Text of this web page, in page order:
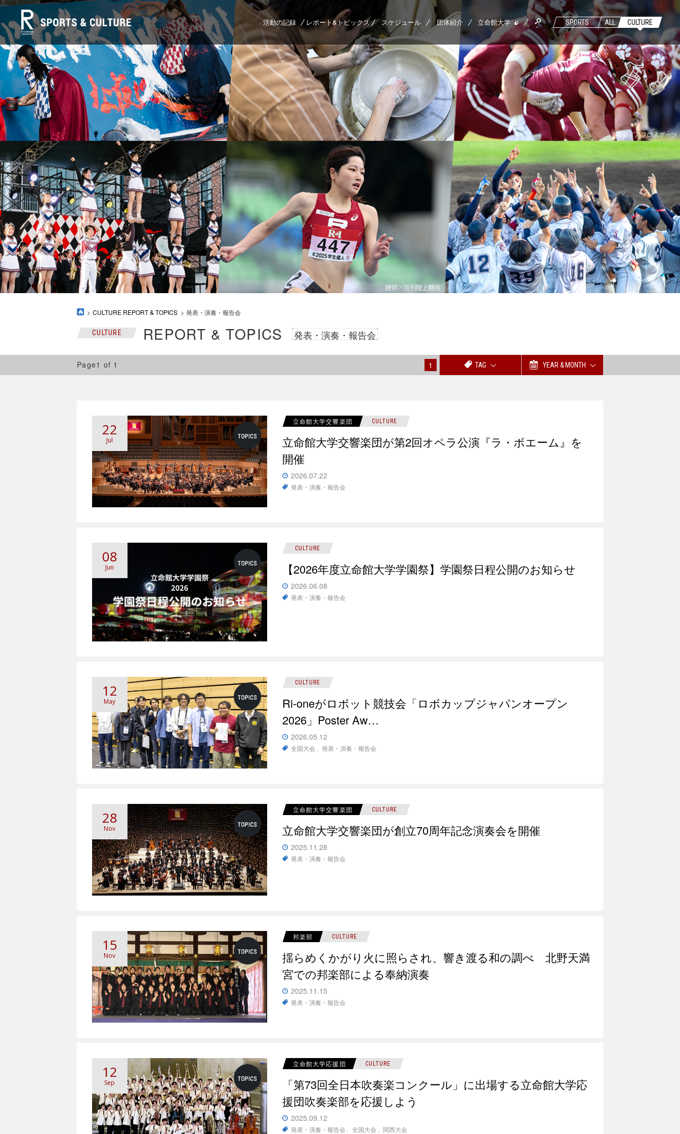
活動の記録 レポート&トピックス スケジュール 団体紹介 立命館大学 SPORTS ALL CULTURE
CULTURE REPORT & TOPICS 発表・演奏・報告会
CULTURE REPORT & TOPICS 発表・演奏・報告会
Page1 of 1 1 TAG YEAR & MONTH
22
Jul
立命館大学交響楽団 CULTURE
立命館大学交響楽団が第2回オペラ公演『ラ・ボエーム』を
開催
2026.07.22
発表・演奏・報告会
08
Jun
CULTURE
【2026年度立命館大学学園祭】学園祭日程公開のお知らせ
2026.06.08
発表・演奏・報告会
12
May
CULTURE
Ri-oneがロボット競技会「ロボカップジャパンオープン
2026」Poster Aw…
2026.05.12
全国大会 発表・演奏・報告会
28
Nov
立命館大学交響楽団 CULTURE
立命館大学交響楽団が創立70周年記念演奏会を開催
2025.11.28
発表・演奏・報告会
15
Nov
邦楽部 CULTURE
揺らめくかがり火に照らされ、響き渡る和の調べ 北野天満
宮での邦楽部による奉納演奏
2025.11.15
発表・演奏・報告会
12
Sep
立命館大学応援団 CULTURE
「第73回全日本吹奏楽コンクール」に出場する立命館大学応
援団吹奏楽部を応援しよう
2025.09.12
発表・演奏・報告会 全国大会 関西大会